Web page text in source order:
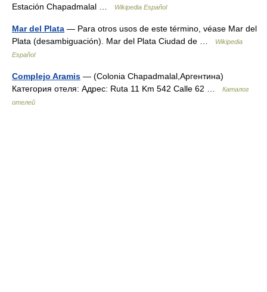
Estación Chapadmalal …
Wikipedia Español
Mar del Plata — Para otros usos de este término, véase Mar del
Plata (desambiguación). Mar del Plata Ciudad de …
Wikipedia
Español
Complejo Aramis — (Colonia Chapadmalal,Аргентина)
Категория отеля: Адрес: Ruta 11 Km 542 Calle 62 …
Каталог
отелей